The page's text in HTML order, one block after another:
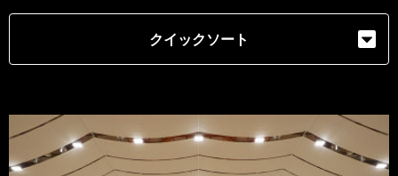
クイックソート